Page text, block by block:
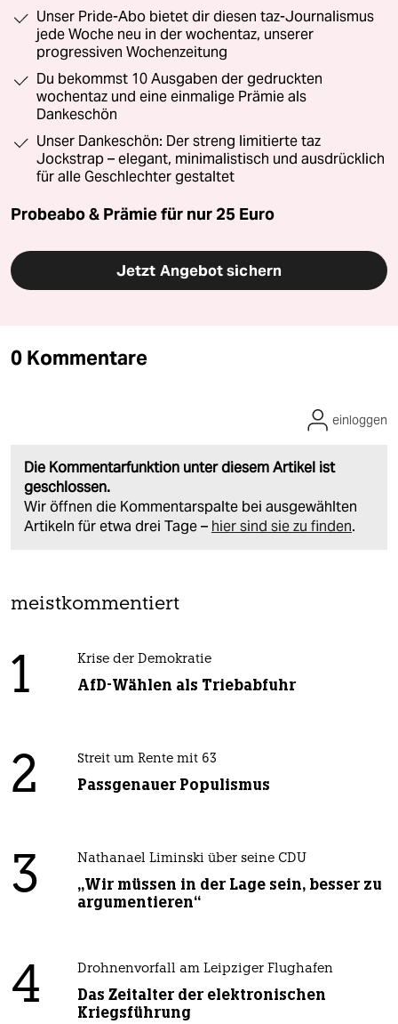
Unser Pride-Abo bietet dir diesen taz-Journalismus
jede Woche neu in der wochentaz, unserer
progressiven Wochenzeitung
Du bekommst 10 Ausgaben der gedruckten
wochentaz und eine einmalige Prämie als
Dankeschön
Unser Dankeschön: Der streng limitierte taz
Jockstrap – elegant, minimalistisch und ausdrücklich
für alle Geschlechter gestaltet
Probeabo & Prämie für nur 25 Euro
Jetzt Angebot sichern
0 Kommentare
Die Kommentarfunktion unter diesem Artikel ist
geschlossen.
Wir öffnen die Kommentarspalte bei ausgewählten
Artikeln für etwa drei Tage – hier sind sie zu finden.
einloggen
meistkommentiert
1 Krise der Demokratie
AfD-Wählen als Triebabfuhr
2 Streit um Rente mit 63
Passgenauer Populismus
3 Nathanael Liminski über seine CDU
„Wir müssen in der Lage sein, besser zu
argumentieren“
4 Drohnenvorfall am Leipziger Flughafen
Das Zeitalter der elektronischen
Kriegsführung